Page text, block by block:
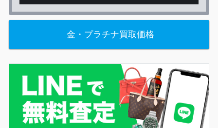
金・プラチナ買取価格